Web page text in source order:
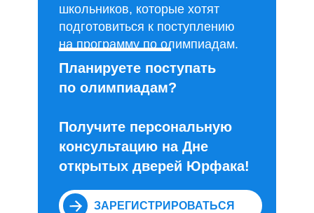
школьников, которые хотят
подготовиться к поступлению
на программу по олимпиадам.
ЗАРЕГИСТРИРОВАТЬСЯ
Планируете поступать
по олимпиадам?
Получите персональную
консультацию на Дне
открытых дверей Юрфака!